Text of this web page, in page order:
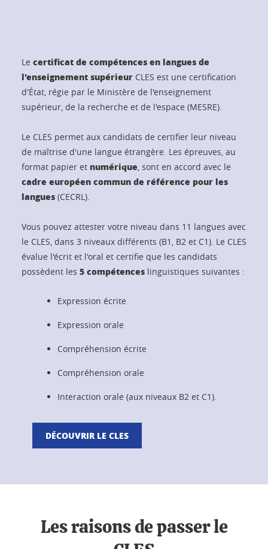
Le certificat de compétences en langues de
l'enseignement supérieur CLES est une certification
d'État, régie par le Ministère de l'enseignement
supérieur, de la recherche et de l'espace (MESRE).
Le CLES permet aux candidats de certifier leur niveau
de maîtrise d'une langue étrangère. Les épreuves, au
format papier et numérique , sont en accord avec le
cadre européen commun de référence pour les
langues (CECRL).
Vous pouvez attester votre niveau dans 11 langues avec
le CLES, dans 3 niveaux différents (B1, B2 et C1). Le CLES
évalue l'écrit et l'oral et certifie que les candidats
possèdent les 5 compétences linguistiques suivantes :
Expression écrite
Expression orale
Compréhension écrite
Compréhension orale
Interaction orale (aux niveaux B2 et C1).
DÉCOUVRIR LE CLES
Les raisons de passer le